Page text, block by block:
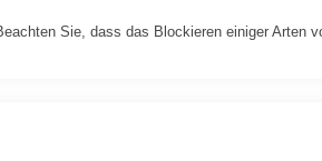
Sie, dass das Blockieren einiger Arten